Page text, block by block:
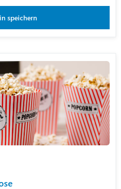
speichern